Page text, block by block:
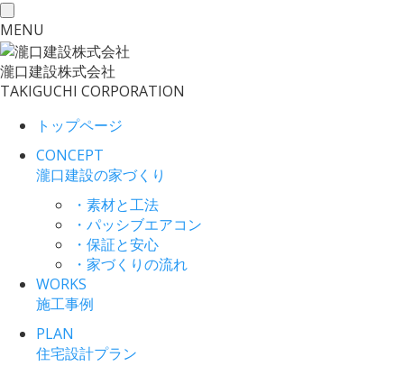
toggle
navigation
MENU
瀧口建設株式会社
TAKIGUCHI CORPORATION
トップページ
CONCEPT
瀧口建設の家づくり
・素材と工法
・パッシブエアコン
・保証と安心
・家づくりの流れ
WORKS
施工事例
PLAN
住宅設計プラン